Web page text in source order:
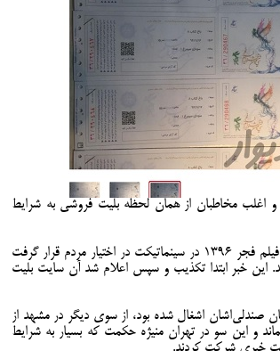
مخاطبان از همان لحظه بلیت فروشی به شرایط
به گزارش بخش سینمایی آکادمی هنر، چندی پیش که بلیت جشنوراه فیلم فجر 1396 در سینماتیکت در اختیار مردم قرار گرفت
خبر ابتدا تکذیب و سپس اعلام شد آن سایت بلیت
اشغال شده بود، از سوی دیگر در مشهد از
و این سو در تهران منیژه حکمت که بسیار به شرایط